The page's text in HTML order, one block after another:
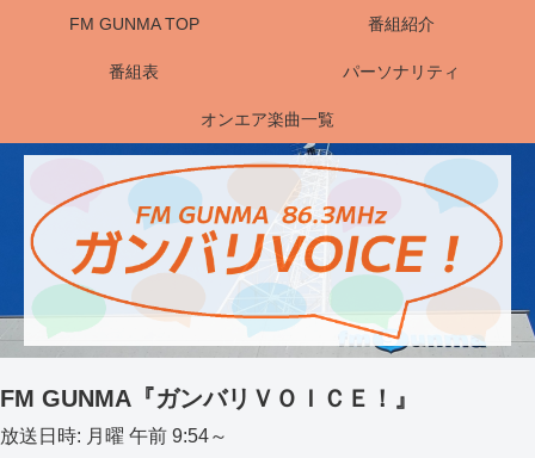
FM GUNMA TOP 番組紹介
番組表 パーソナリティ
オンエア楽曲一覧
FM GUNMA『ガンバリＶＯＩＣＥ！』
放送日時: 月曜 午前 9:54～